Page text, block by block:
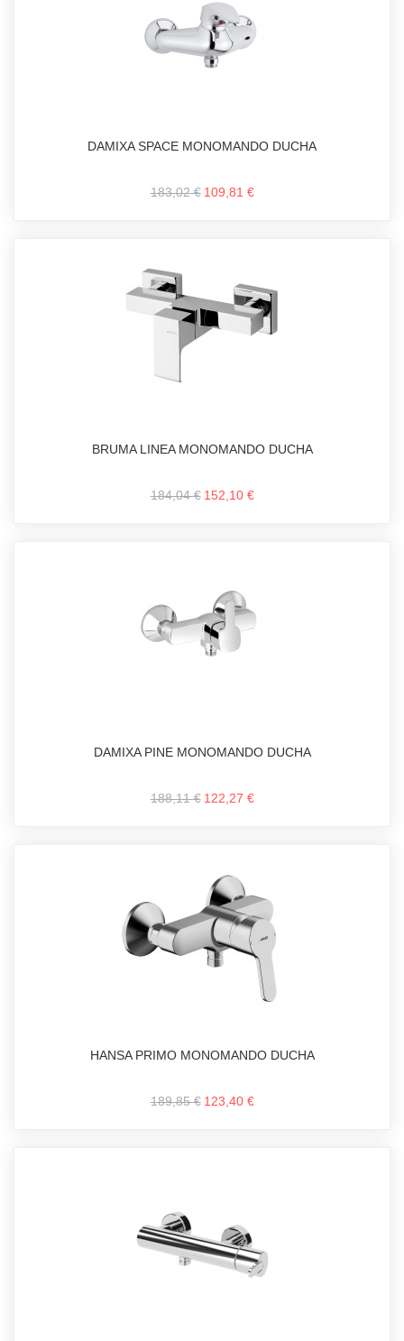
DAMIXA SPACE MONOMANDO DUCHA
183,02 € 109,81 €
BRUMA LINEA MONOMANDO DUCHA
184,04 € 152,10 €
DAMIXA PINE MONOMANDO DUCHA
188,11 € 122,27 €
HANSA PRIMO MONOMANDO DUCHA
189,85 € 123,40 €